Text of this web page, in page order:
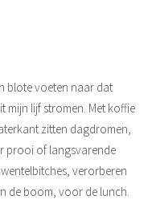
blote voeten naar dat
mijn lijf stromen. Met koffie
zitten dagdromen,
prooi of langsvarende
verorberen
de boom, voor de lunch.